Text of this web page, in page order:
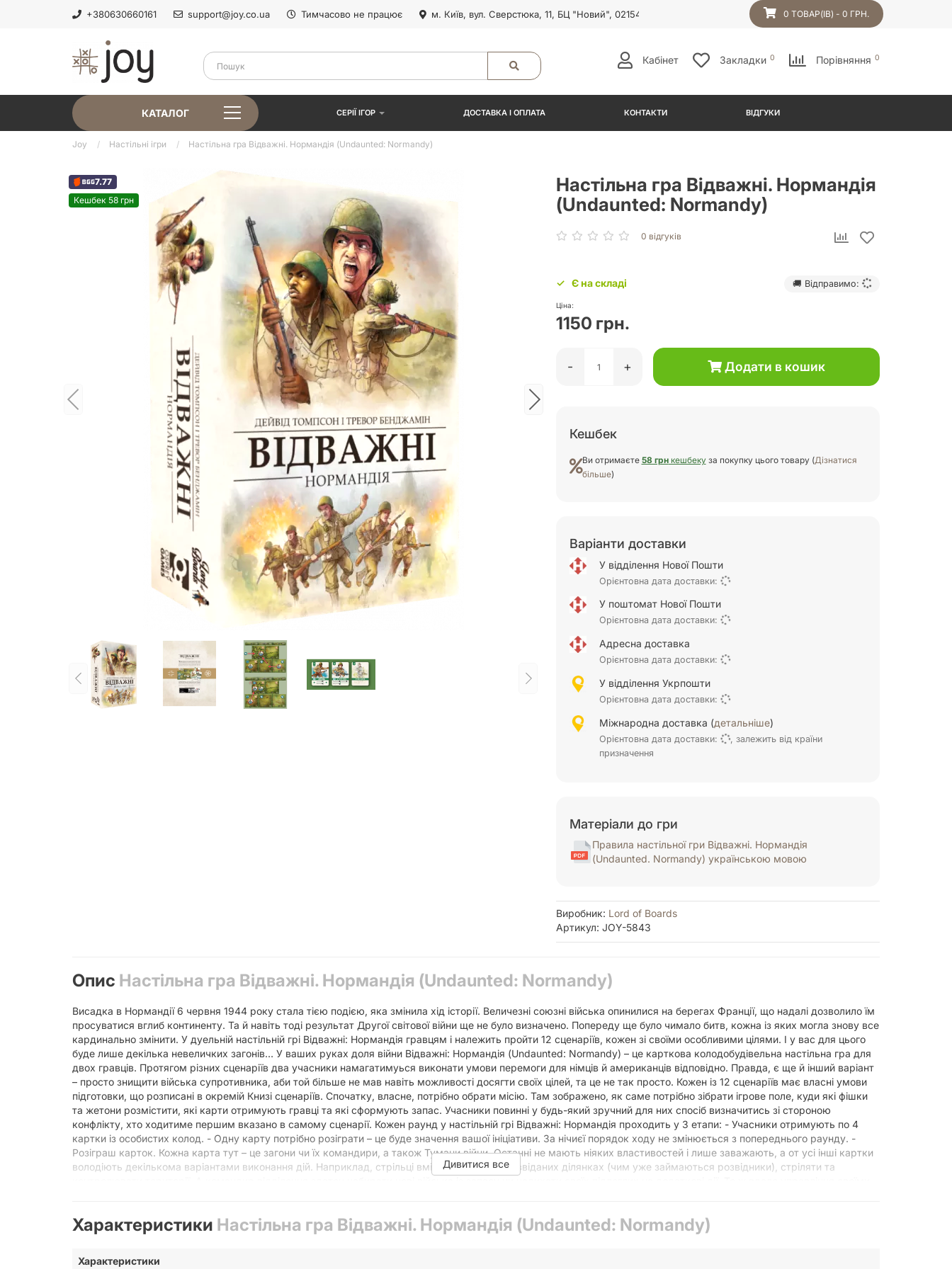
+380630660161 support@joy.co.ua Тимчасово не працює м. Київ, вул. Сверстюка, 11, БЦ "Новий", 02154 0 ТОВАР(ІВ) - 0 ГРН.
Кабінет Закладки 0 Порівняння 0
КАТАЛОГ СЕРІЇ ІГОР ДОСТАВКА І ОПЛАТА КОНТАКТИ ВІДГУКИ
Joy Настільні ігри Настільна гра Відважні. Нормандія (Undaunted: Normandy)
7.77
Кешбек 58 грн
Настільна гра Відважні. Нормандія
(Undaunted: Normandy)
0 відгуків
Є на складі 🚚 Відправимо:
Ціна:
1150 грн.
- + Додати в кошик
Кешбек
Ви отримаєте 58 грнкешбекуза покупку цього товару (Дізнатися
більше)
Варіанти доставки
У відділення Нової Пошти
Орієнтовна дата доставки:
У поштомат Нової Пошти
Орієнтовна дата доставки:
Адресна доставка
Орієнтовна дата доставки:
У відділення Укрпошти
Орієнтовна дата доставки:
Міжнародна доставка (детальніше)
Орієнтовна дата доставки:
, залежить від країни
призначення
Матеріали до гри
Правила настільної гри Відважні. Нормандія
(Undaunted. Normandy) українською мовою
Виробник: Lord of Boards
Артикул: JOY-5843
Опис Настільна гра Відважні. Нормандія (Undaunted: Normandy)
Висадка в Нормандії 6 червня 1944 року стала тією подією, яка змінила хід історії. Величезні союзні війська опинилися на берегах Франції, що надалі дозволило їм
просуватися вглиб континенту. Та й навіть тоді результат Другої світової війни ще не було визначено. Попереду ще було чимало битв, кожна із яких могла знову все
кардинально змінити. У дуельній настільній грі Відважні: Нормандія гравцям і належить пройти 12 сценаріїв, кожен зі своїми особливими цілями. І у вас для цього
буде лише декілька невеличких загонів… У ваших руках доля війни Відважні: Нормандія (Undaunted: Normandy) – це карткова колодобудівельна настільна гра для
двох гравців. Протягом різних сценаріїв два учасники намагатимуься виконати умови перемоги для німців й американців відповідно. Правда, є ще й інший варіант
– просто знищити війська супротивника, аби той більше не мав навіть можливості досягти своїх цілей, та це не так просто. Кожен із 12 сценаріїв має власні умови
підготовки, що розписані в окремій Книзі сценаріїв. Спочатку, власне, потрібно обрати місію. Там зображено, як саме потрібно зібрати ігрове поле, куди які фішки
та жетони розмістити, які карти отримують гравці та які сформують запас. Учасники повинні у будь-який зручний для них спосіб визначитись зі стороною
конфлікту, хто ходитиме першим вказано в самому сценарії. Кожен раунд у настільній грі Відважні: Нормандія проходить у 3 етапи: - Учасники отримують по 4
картки із особистих колод. - Одну карту потрібно розіграти – це буде значення вашої ініціативи. За нічиєї порядок ходу не змінюється з попереднього раунду. -
Розіграш карток. Кожна карта тут – це загони чи їх командири, а також Тумани війни. Останні не мають ніяких властивостей і лише заважають, а от усі інші картки
володіють декількома варіантами виконання дій. Наприклад, стрільці вміють ходити по розвіданих ділянках (чим уже займаються розвідники), стріляти та
з перших же партій. Це не стандартна колодобудівельна стратегія, оскільки доводиться реагувати тактично, ще й слідкувати за діями супротивника на ігровому
полі. Відчуття, ніби ви і справді знаходитеся на полі бою, маєте оцінювати усе й уся і щонайменше - можете творити історію.
Дивитися все
Характеристики Настільна гра Відважні. Нормандія (Undaunted: Normandy)
Характеристики